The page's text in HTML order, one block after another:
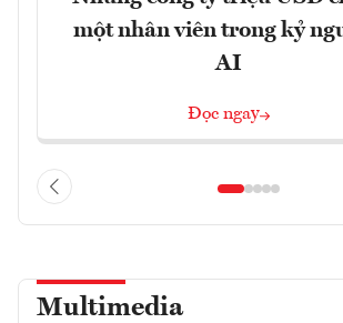
một nhân viên trong kỷ
AI
Đọc ngay
Multimedia